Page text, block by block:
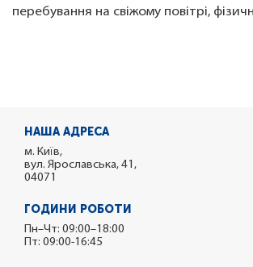
перебування на свіжому повітрі,
НАША АДРЕСА
м. Київ,
вул. Ярославська, 41,
04071
ГОДИНИ РОБОТИ
Пн–Чт: 09:00–18:00
Пт: 09:00-16:45